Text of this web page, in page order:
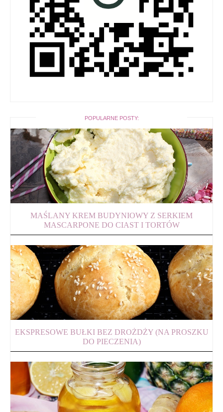
POPULARNE POSTY:
MAŚLANY KREM BUDYNIOWY Z SERKIEM
MASCARPONE DO CIAST I TORTÓW
EKSPRESOWE BUŁKI BEZ DROŻDŻY (NA PROSZKU
DO PIECZENIA)